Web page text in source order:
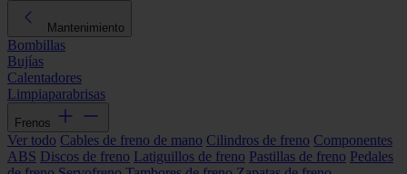
Mantenimiento
Bombillas
Bujías
Calentadores
Limpiaparabrisas
Frenos
Ver todo Cables de freno de mano Cilindros de freno Componentes
ABS Discos de freno Latiguillos de freno Pastillas de freno Pedales